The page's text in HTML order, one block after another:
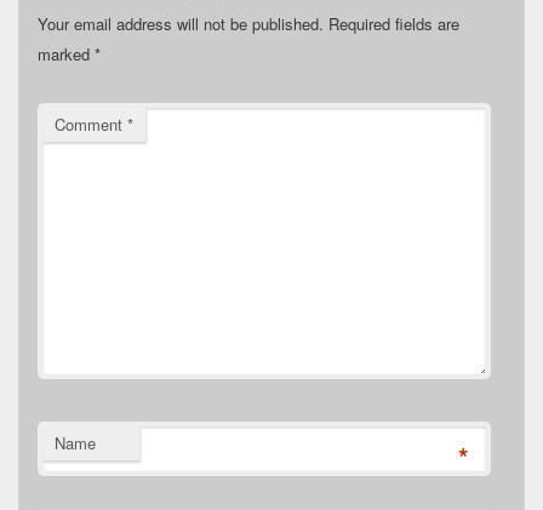
Your email address will not be published. Required fields are
marked *
Comment *
Name *